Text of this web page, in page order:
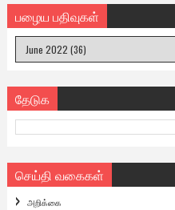
பழைய பதிவுகள்
தேடுக
செய்தி வகைகள்
அறிக்கை